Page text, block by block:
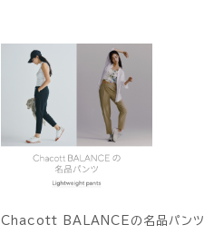
Chacott BALANCEの名品パンツ